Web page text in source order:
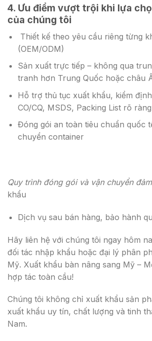
4. Ưu điểm vượt trội khi lựa
của chúng tôi
Thiết kế theo yêu cầu riêng từng
(OEM/ODM)
Sản xuất trực tiếp – không qua
tranh hơn Trung Quốc hoặc châu
Hỗ trợ thủ tục xuất khẩu, kiểm
CO/CQ, MSDS, Packing List rõ ràng
Đóng gói an toàn tiêu chuẩn quốc
chuyển container
Quy trình đóng gói và vận chuyển
khẩu
Dịch vụ sau bán hàng, bảo hành
Hãy liên hệ với chúng tôi ngay hôm
đối tác nhập khẩu hoặc đại lý phân
Mỹ. Xuất khẩu bàn nâng sang Mỹ –
hợp tác toàn cầu!
Chúng tôi không chỉ xuất khẩu sản
xuất khẩu uy tín, chất lượng và tinh
Nam.